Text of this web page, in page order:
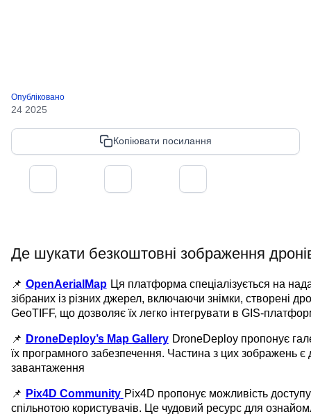
Опубліковано
24 2025
Копіювати посилання
Де шукати безкоштовні зображення
📌 OpenAerialMap Ця платформа спеціалізується на
зібраних із різних джерел, включаючи знімки, створені
GeoTIFF, що дозволяє їх легко інтегрувати в GIS-
📌 DroneDeploy’s Map Gallery DroneDeploy пропонує
їх програмного забезпечення. Частина з цих зображень
завантаження
📌 Pix4D Community Pix4D пропонує можливість
спільнотою користувачів. Це чудовий ресурс для